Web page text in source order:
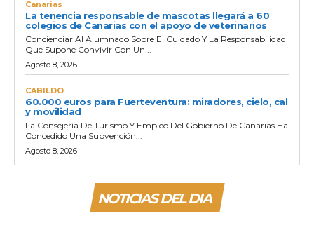
Canarias
La tenencia responsable de mascotas llegará a 60
colegios de Canarias con el apoyo de veterinarios
Concienciar Al Alumnado Sobre El Cuidado Y La Responsabilidad
Que Supone Convivir Con Un...
Agosto 8, 2026
CABILDO
60.000 euros para Fuerteventura: miradores, cielo, cal
y movilidad
La Consejería De Turismo Y Empleo Del Gobierno De Canarias Ha
Concedido Una Subvención...
Agosto 8, 2026
NOTICIAS DEL DIA